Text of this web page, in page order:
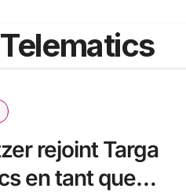
rejoint Targa
en tant que